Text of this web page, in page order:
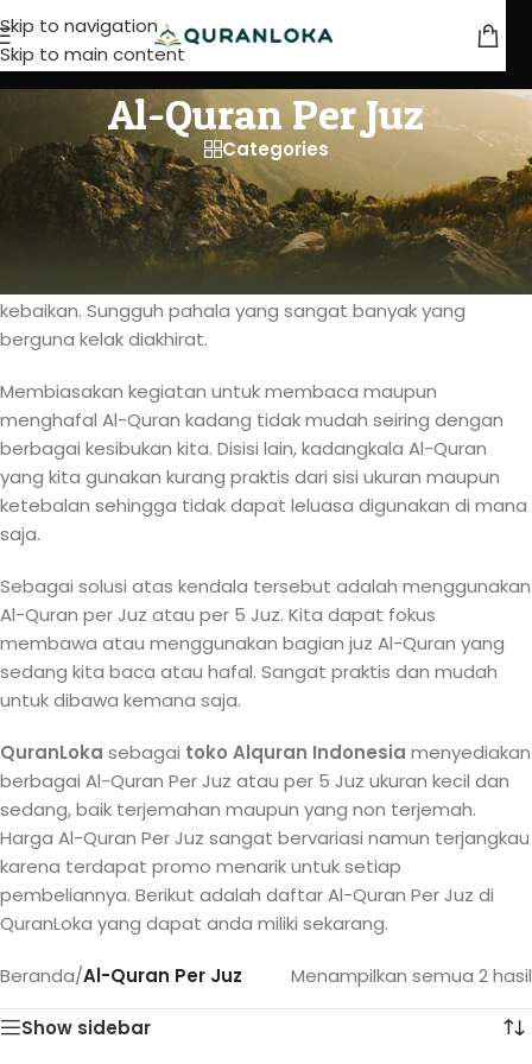
Skip to navigation
Skip to main content
Al-Quran Per Juz
Categories
Al-Quran Per Juz atau per 5 Juz
Membaca dan menghafal Al-Quran merupakan salah satu
ibadah terbaik disisi Allah azza wa jalla. Bahkan dari setiap
kebaikan. Sungguh pahala yang sangat banyak yang
berguna kelak diakhirat.
Membiasakan kegiatan untuk membaca maupun
menghafal Al-Quran kadang tidak mudah seiring dengan
berbagai kesibukan kita. Disisi lain, kadangkala Al-Quran
yang kita gunakan kurang praktis dari sisi ukuran maupun
ketebalan sehingga tidak dapat leluasa digunakan di mana
saja.
Sebagai solusi atas kendala tersebut adalah menggunakan
Al-Quran per Juz atau per 5 Juz. Kita dapat fokus
membawa atau menggunakan bagian juz Al-Quran yang
sedang kita baca atau hafal. Sangat praktis dan mudah
untuk dibawa kemana saja.
QuranLoka sebagai toko Alquran Indonesia menyediakan
berbagai Al-Quran Per Juz atau per 5 Juz ukuran kecil dan
sedang, baik terjemahan maupun yang non terjemah.
Harga Al-Quran Per Juz sangat bervariasi namun terjangkau
karena terdapat promo menarik untuk setiap
pembeliannya. Berikut adalah daftar Al-Quran Per Juz di
QuranLoka yang dapat anda miliki sekarang.
Beranda/Al-Quran Per Juz Menampilkan semua 2 hasil
Show sidebar